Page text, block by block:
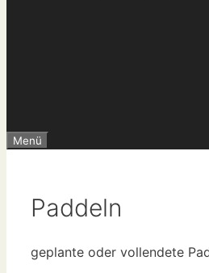
Menü
Paddeln
geplante oder vollendete